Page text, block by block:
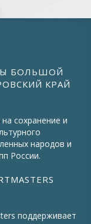
БОЛЬШОЙ
КРАЙ
сохранение и
народов и
России.
поддерживает